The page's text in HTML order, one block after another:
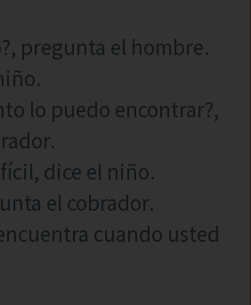
pregunta el hombre.
lo puedo encontrar?,
dice el niño.
el cobrador.
cuando usted